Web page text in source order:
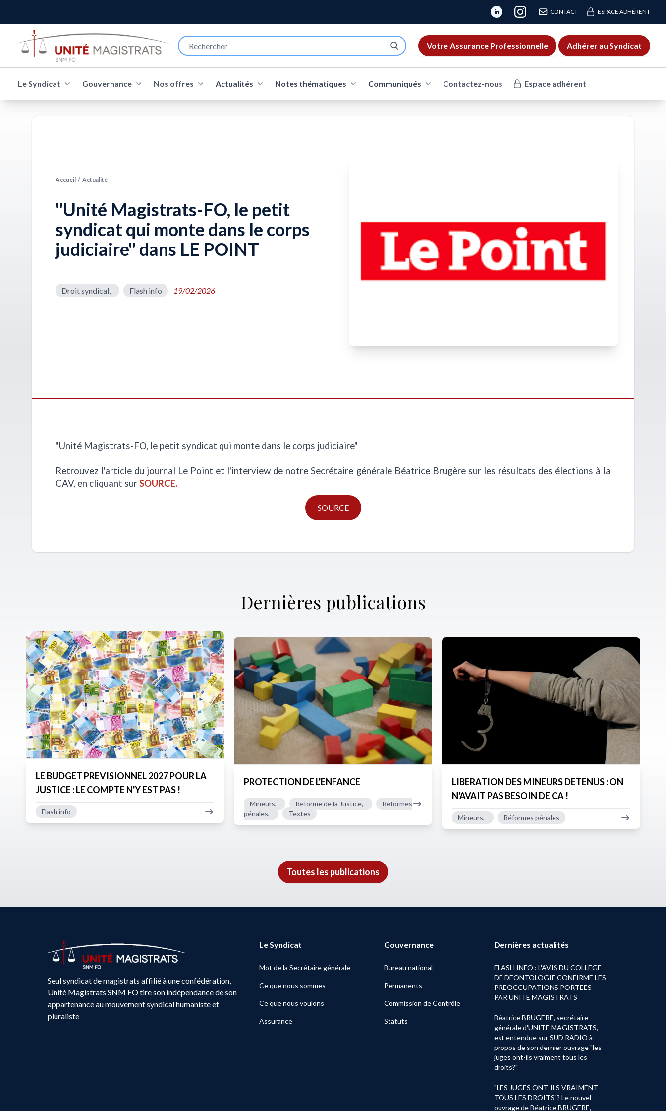
CONTACT ESPACE ADHÉRENT
Votre Assurance Professionnelle Adhérer au Syndicat
Le Syndicat Gouvernance Nos offres Actualités Notes thématiques Communiqués Contactez-nous Espace adhérent
Accueil / Actualité
"Unité Magistrats-FO, le petit
syndicat qui monte dans le corps
judiciaire" dans LE POINT
Droit syndical, Flash info 19/02/2026
"Unité Magistrats-FO, le petit syndicat qui monte dans le corps judiciaire"
Retrouvez l'article du journal Le Point et l'interview de notre Secrétaire générale Béatrice Brugère sur les résultats des élections à la
CAV, en cliquant surSOURCE.
SOURCE
Dernières publications
LE BUDGET PREVISIONNEL 2027 POUR LA
JUSTICE : LE COMPTE N'Y EST PAS !
Flash info
PROTECTION DE L'ENFANCE
Mineurs, Réforme de la Justice,
Réformes
pénales,
Textes
LIBERATION DES MINEURS DETENUS : ON
N'AVAIT PAS BESOIN DE CA !
Mineurs, Réformes pénales
Toutes les publications
Seul syndicat de magistrats affilié à une confédération,
Unité Magistrats SNM FO tire son indépendance de son
appartenance au mouvement syndical humaniste et
pluraliste
Le Syndicat
Mot de la Secrétaire générale
Ce que nous sommes
Ce que nous voulons
Assurance
Gouvernance
Bureau national
Permanents
Commission de Contrôle
Statuts
Dernières actualités
FLASH INFO : L'AVIS DU COLLEGE
DE DEONTOLOGIE CONFIRME LES
PREOCCUPATIONS PORTEES
PAR UNITE MAGISTRATS
Béatrice BRUGERE, secrétaire
générale d'UNITE MAGISTRATS,
est entendue sur SUD RADIO à
propos de son dernier ouvrage "les
juges ont-ils vraiment tous les
droits?"
"LES JUGES ONT-ILS VRAIMENT
TOUS LES DROITS"? Le nouvel
ouvrage de Béatrice BRUGERE,